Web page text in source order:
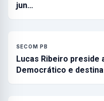
jun…
SECOM PB
Lucas Ribeiro preside
Democrático e